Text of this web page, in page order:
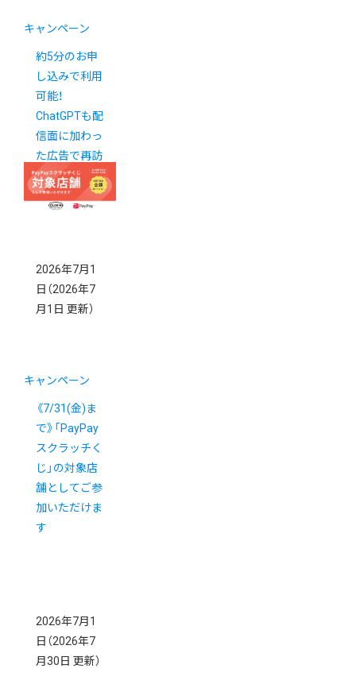
キャンペーン
約5分のお申
し込みで利用
可能！
ChatGPTも配
信面に加わっ
た広告で再訪
を促しません
か？
2026年7月1
日 （2026年7
月1日 更新）
キャンペーン
《7/31(金)ま
で》「PayPay
スクラッチく
じ」の対象店
舗としてご参
加いただけま
す
2026年7月1
日 （2026年7
月30日 更新）